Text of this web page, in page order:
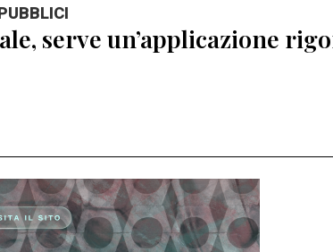
serve un’applicazione